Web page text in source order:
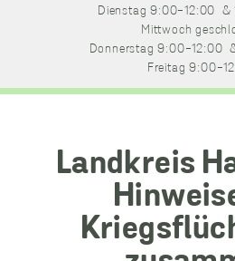
Dienstag 9:00-12:00 &
Mittwoch
Donnerstag 9:00-12:00
Freitag 9:00-